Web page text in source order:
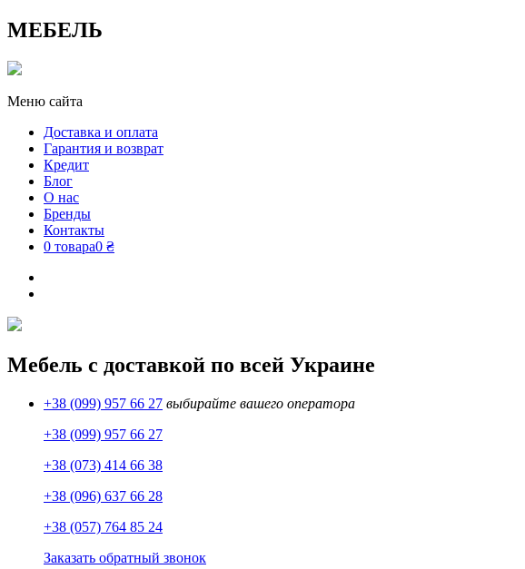
МЕБЕЛЬ
Меню сайта
Доставка и оплата
Гарантия и возврат
Кредит
Блог
О нас
Бренды
Контакты
0 товара0 ₴
Мебель с доставкой по всей Украине
+38 (099) 957 66 27 выбирайте вашего оператора
+38 (099) 957 66 27
+38 (073) 414 66 38
+38 (096) 637 66 28
+38 (057) 764 85 24
Заказать обратный звонок